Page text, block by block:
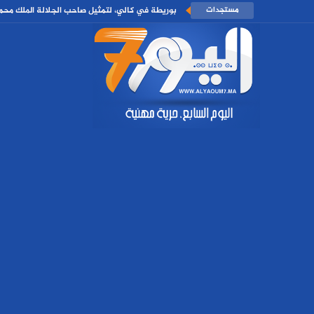
مستجدات بوريطة في كالي، لتمثيل صاحب الجلالة الملك